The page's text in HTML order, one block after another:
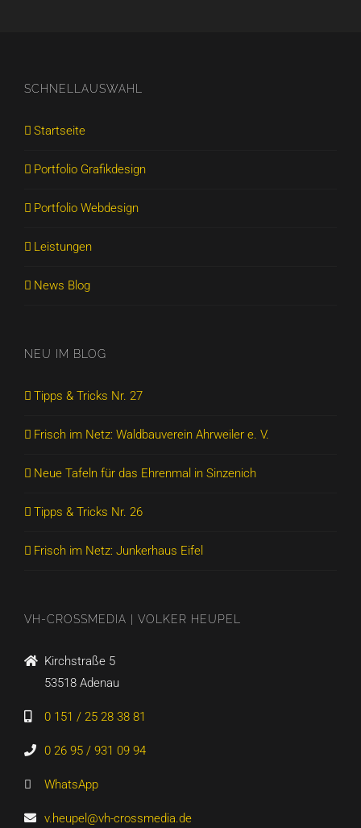
SCHNELLAUSWAHL
Startseite
Portfolio Grafikdesign
Portfolio Webdesign
Leistungen
News Blog
NEU IM BLOG
Tipps & Tricks Nr. 27
Frisch im Netz: Waldbauverein Ahrweiler e. V.
Neue Tafeln für das Ehrenmal in Sinzenich
Tipps & Tricks Nr. 26
Frisch im Netz: Junkerhaus Eifel
VH-CROSSMEDIA | VOLKER HEUPEL
Kirchstraße 5
53518 Adenau
0 151 / 25 28 38 81
0 26 95 / 931 09 94
WhatsApp
v.heupel@vh-crossmedia.de